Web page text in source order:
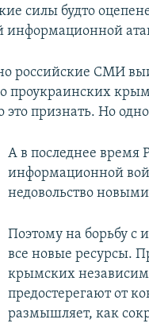
силы будто
российские СМИ
проукраинских
признать. Но
​А в последнее время
информационной
недовольство
Поэтому на борьбу с
все новые ресурсы.
крымских
предостерегают от
размышляет, как